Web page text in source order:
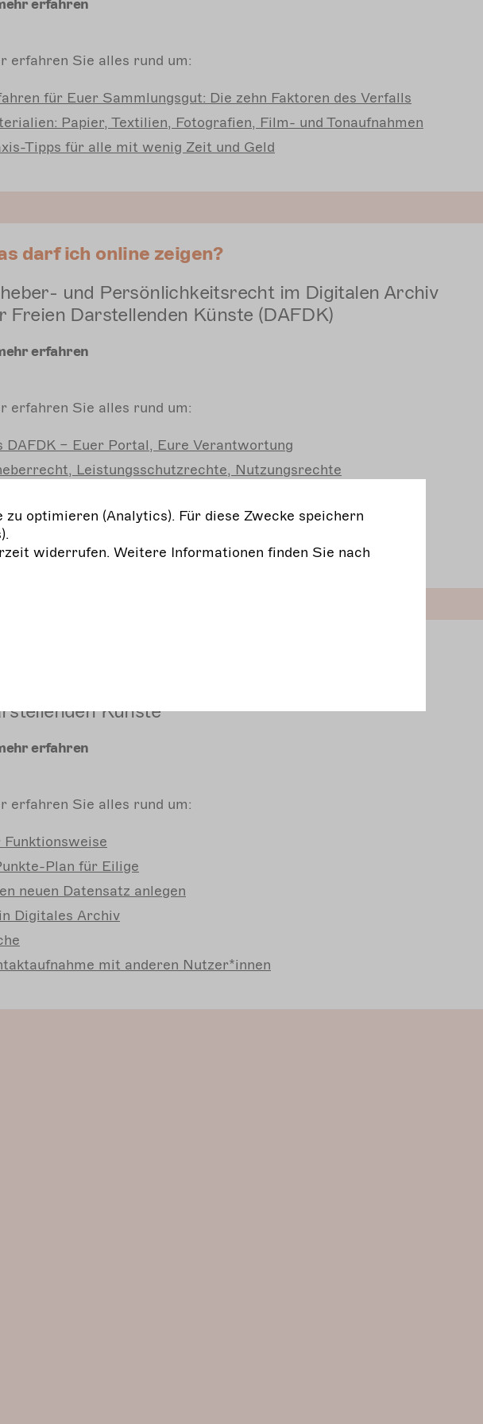
erfahren Sie alles rund um:
für Euer Sammlungsgut: Die zehn Faktoren des Verfalls
Papier, Textilien, Fotografien, Film- und Tonaufnahmen
Tipps für alle mit wenig Zeit und Geld
darf ich online zeigen?
und Persönlichkeitsrecht im Digitalen Archiv
Freien Darstellenden Künste (DAFDK)
erfahren
erfahren Sie alles rund um:
DAFDK – Euer Portal, Eure Verantwortung
Leistungsschutzrechte, Nutzungsrechte
und Datenschutz
Recherchieren, Kollaborieren
Künste
erfahren
erfahren Sie alles rund um:
Funktionsweise
Plan für Eilige
neuen Datensatz anlegen
Digitales Archiv
mit anderen Nutzer*innen
optimieren (Analytics). Für diese Zwecke speichern
widerrufen. Weitere Informationen finden Sie nach